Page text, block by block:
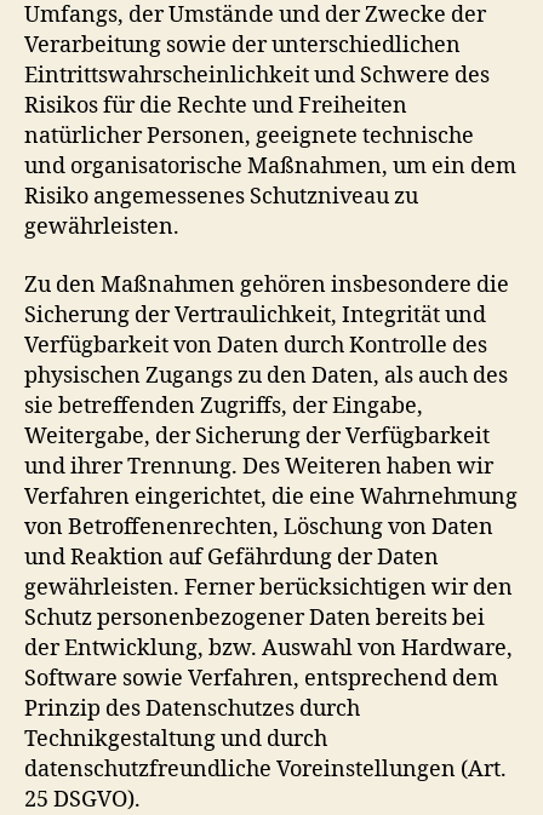
Umfangs, der Umstände und der Zwecke der
Verarbeitung sowie der unterschiedlichen
Eintrittswahrscheinlichkeit und Schwere des
Risikos für die Rechte und Freiheiten
natürlicher Personen, geeignete technische
und organisatorische Maßnahmen, um ein dem
Risiko angemessenes Schutzniveau zu
gewährleisten.
Zu den Maßnahmen gehören insbesondere die
Sicherung der Vertraulichkeit, Integrität und
Verfügbarkeit von Daten durch Kontrolle des
physischen Zugangs zu den Daten, als auch des
sie betreffenden Zugriffs, der Eingabe,
Weitergabe, der Sicherung der Verfügbarkeit
und ihrer Trennung. Des Weiteren haben wir
Verfahren eingerichtet, die eine Wahrnehmung
von Betroffenenrechten, Löschung von Daten
und Reaktion auf Gefährdung der Daten
gewährleisten. Ferner berücksichtigen wir den
Schutz personenbezogener Daten bereits bei
der Entwicklung, bzw. Auswahl von Hardware,
Software sowie Verfahren, entsprechend dem
Prinzip des Datenschutzes durch
Technikgestaltung und durch
datenschutzfreundliche Voreinstellungen (Art.
25 DSGVO).